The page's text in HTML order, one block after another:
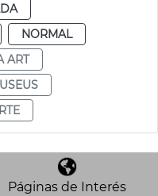
NORMAL
ART
Páginas de Interés